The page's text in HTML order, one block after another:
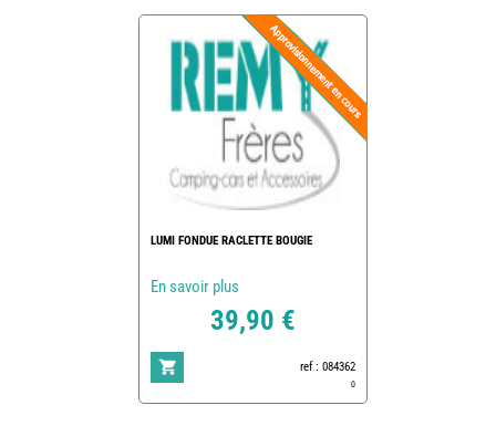
LUMI FONDUE RACLETTE BOUGIE
En savoir plus
39,90 €
ref : 084362
0